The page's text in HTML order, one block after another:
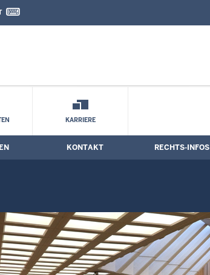
Kontaktformular
KARRIERE
KONTAKT RECHTS-INFOS